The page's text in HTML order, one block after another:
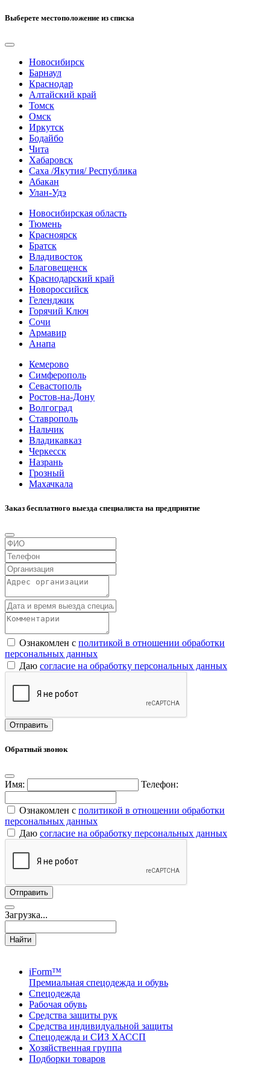
Выберете местоположение из списка
Новосибирск
Барнаул
Краснодар
Алтайский край
Томск
Омск
Иркутск
Бодайбо
Чита
Хабаровск
Саха /Якутия/ Республика
Абакан
Улан-Удэ
Новосибирская область
Тюмень
Красноярск
Братск
Владивосток
Благовещенск
Краснодарский край
Новороссийск
Геленджик
Горячий Ключ
Сочи
Армавир
Анапа
Кемерово
Симферополь
Севастополь
Ростов-на-Дону
Волгоград
Ставрополь
Нальчик
Владикавказ
Черкесск
Назрань
Грозный
Махачкала
Заказ бесплатного выезда специалиста на предприятие
Ознакомлен с политикой в отношении обработки
персональных данных
Даю согласие на обработку персональных данных
Обратный звонок
Имя: Телефон:
Ознакомлен с политикой в отношении обработки
персональных данных
Даю согласие на обработку персональных данных
Загрузка...
Найти
iForm™
Премиальная спецодежда и обувь
Спецодежда
Рабочая обувь
Средства защиты рук
Средства индивидуальной защиты
Спецодежда и СИЗ ХАССП
Хозяйственная группа
Подборки товаров